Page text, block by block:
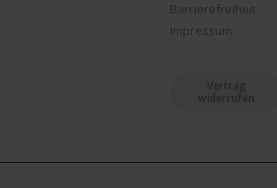
Barrierefreiheit
Impressum
Vertrag
widerrufen